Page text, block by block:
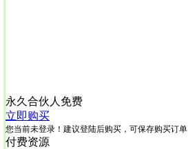
永久合伙人 免费
立即购买
您当前未登录！建议登陆后购买，可保存购买订单
付费资源